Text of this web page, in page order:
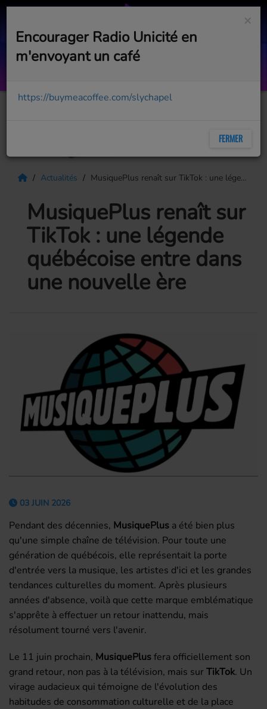
Born With a Broken Heart
Actualités MusiquePlus renaît sur TikTok : une légende québécoise entre dans une nouvelle ère
MusiquePlus renaît sur
TikTok : une légende
québécoise entre dans
une nouvelle ère
03 JUIN 2026
Pendant des décennies, MusiquePlus a été bien plus
qu'une simple chaîne de télévision. Pour toute une
génération de québécois, elle représentait la porte
d'entrée vers la musique, les artistes d'ici et les grandes
tendances culturelles du moment. Après plusieurs
années d'absence, voilà que cette marque emblématique
s'apprête à effectuer un retour inattendu, mais
résolument tourné vers l'avenir.
Le 11 juin prochain, MusiquePlusfera officiellement son
grand retour, non pas à la télévision, mais surTikTok. Un
virage audacieux qui témoigne de l'évolution des
habitudes de consommation culturelle et de la place
×
Encourager Radio Unicité en
m'envoyant un café
https://buymeacoffee.com/slychapel
FERMER